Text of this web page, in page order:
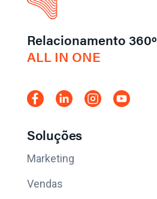
Relacionamento 360º
ALL IN ONE
Soluções
Marketing
Vendas